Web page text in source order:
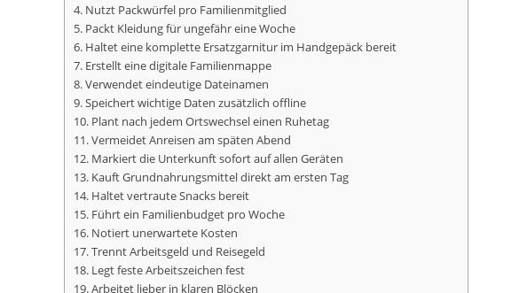
4. Nutzt Packwürfel pro Familienmitglied
5. Packt Kleidung für ungefähr eine Woche
6. Haltet eine komplette Ersatzgarnitur im Handgepäck bereit
7. Erstellt eine digitale Familienmappe
8. Verwendet eindeutige Dateinamen
9. Speichert wichtige Daten zusätzlich offline
10. Plant nach jedem Ortswechsel einen Ruhetag
11. Vermeidet Anreisen am späten Abend
12. Markiert die Unterkunft sofort auf allen Geräten
13. Kauft Grundnahrungsmittel direkt am ersten Tag
14. Haltet vertraute Snacks bereit
15. Führt ein Familienbudget pro Woche
16. Notiert unerwartete Kosten
17. Trennt Arbeitsgeld und Reisegeld
18. Legt feste Arbeitszeichen fest
19. Arbeitet lieber in klaren Blöcken